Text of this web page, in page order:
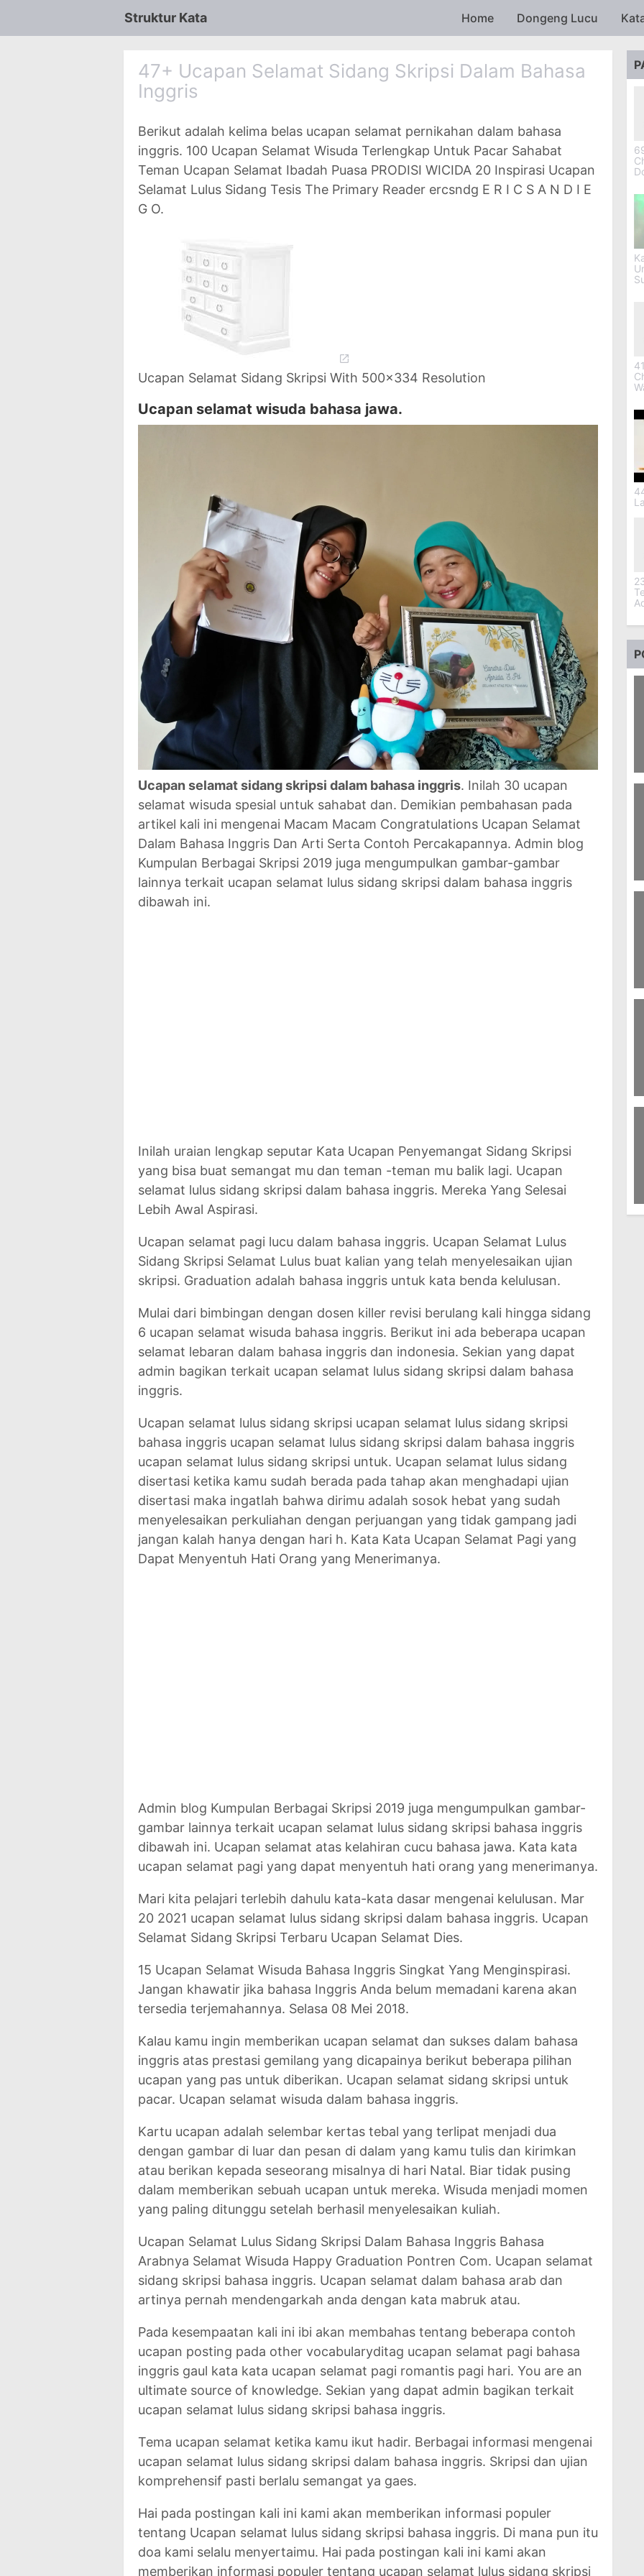
Skip to main content
Struktur Kata Home Dongeng Lucu
47+ Ucapan Selamat Sidang Skripsi Dalam Bahasa
Inggris
Berikut adalah kelima belas ucapan selamat pernikahan dalam bahasa
inggris. 100 Ucapan Selamat Wisuda Terlengkap Untuk Pacar Sahabat
Teman Ucapan Selamat Ibadah Puasa PRODISI WICIDA 20 Inspirasi Ucapan
Selamat Lulus Sidang Tesis The Primary Reader ercsndg E R I C S A N D I E
G O.
Ucapan Selamat Sidang Skripsi With 500x334 Resolution
Ucapan selamat wisuda bahasa jawa.
Ucapan selamat sidang skripsi dalam bahasa inggris. Inilah 30 ucapan
selamat wisuda spesial untuk sahabat dan. Demikian pembahasan pada
artikel kali ini mengenai Macam Macam Congratulations Ucapan Selamat
Dalam Bahasa Inggris Dan Arti Serta Contoh Percakapannya. Admin blog
Kumpulan Berbagai Skripsi 2019 juga mengumpulkan gambar-gambar
lainnya terkait ucapan selamat lulus sidang skripsi dalam bahasa inggris
dibawah ini.
Inilah uraian lengkap seputar Kata Ucapan Penyemangat Sidang Skripsi
yang bisa buat semangat mu dan teman -teman mu balik lagi. Ucapan
selamat lulus sidang skripsi dalam bahasa inggris. Mereka Yang Selesai
Lebih Awal Aspirasi.
Ucapan selamat pagi lucu dalam bahasa inggris. Ucapan Selamat Lulus
Sidang Skripsi Selamat Lulus buat kalian yang telah menyelesaikan ujian
skripsi. Graduation adalah bahasa inggris untuk kata benda kelulusan.
Mulai dari bimbingan dengan dosen killer revisi berulang kali hingga sidang
6 ucapan selamat wisuda bahasa inggris. Berikut ini ada beberapa ucapan
selamat lebaran dalam bahasa inggris dan indonesia. Sekian yang dapat
admin bagikan terkait ucapan selamat lulus sidang skripsi dalam bahasa
inggris.
Ucapan selamat lulus sidang skripsi ucapan selamat lulus sidang skripsi
bahasa inggris ucapan selamat lulus sidang skripsi dalam bahasa inggris
ucapan selamat lulus sidang skripsi untuk. Ucapan selamat lulus sidang
disertasi ketika kamu sudah berada pada tahap akan menghadapi ujian
disertasi maka ingatlah bahwa dirimu adalah sosok hebat yang sudah
menyelesaikan perkuliahan dengan perjuangan yang tidak gampang jadi
jangan kalah hanya dengan hari h. Kata Kata Ucapan Selamat Pagi yang
Dapat Menyentuh Hati Orang yang Menerimanya.
Admin blog Kumpulan Berbagai Skripsi 2019 juga mengumpulkan gambar-
gambar lainnya terkait ucapan selamat lulus sidang skripsi bahasa inggris
dibawah ini. Ucapan selamat atas kelahiran cucu bahasa jawa. Kata kata
ucapan selamat pagi yang dapat menyentuh hati orang yang menerimanya.
Mari kita pelajari terlebih dahulu kata-kata dasar mengenai kelulusan. Mar
20 2021 ucapan selamat lulus sidang skripsi dalam bahasa inggris. Ucapan
Selamat Sidang Skripsi Terbaru Ucapan Selamat Dies.
15 Ucapan Selamat Wisuda Bahasa Inggris Singkat Yang Menginspirasi.
Jangan khawatir jika bahasa Inggris Anda belum memadani karena akan
tersedia terjemahannya. Selasa 08 Mei 2018.
Kalau kamu ingin memberikan ucapan selamat dan sukses dalam bahasa
inggris atas prestasi gemilang yang dicapainya berikut beberapa pilihan
ucapan yang pas untuk diberikan. Ucapan selamat sidang skripsi untuk
pacar. Ucapan selamat wisuda dalam bahasa inggris.
Kartu ucapan adalah selembar kertas tebal yang terlipat menjadi dua
dengan gambar di luar dan pesan di dalam yang kamu tulis dan kirimkan
atau berikan kepada seseorang misalnya di hari Natal. Biar tidak pusing
dalam memberikan sebuah ucapan untuk mereka. Wisuda menjadi momen
yang paling ditunggu setelah berhasil menyelesaikan kuliah.
Ucapan Selamat Lulus Sidang Skripsi Dalam Bahasa Inggris Bahasa
Arabnya Selamat Wisuda Happy Graduation Pontren Com. Ucapan selamat
sidang skripsi bahasa inggris. Ucapan selamat dalam bahasa arab dan
artinya pernah mendengarkah anda dengan kata mabruk atau.
Pada kesempaatan kali ini ibi akan membahas tentang beberapa contoh
ucapan posting pada other vocabularyditag ucapan selamat pagi bahasa
inggris gaul kata kata ucapan selamat pagi romantis pagi hari. You are an
ultimate source of knowledge. Sekian yang dapat admin bagikan terkait
ucapan selamat lulus sidang skripsi bahasa inggris.
Tema ucapan selamat ketika kamu ikut hadir. Berbagai informasi mengenai
ucapan selamat lulus sidang skripsi dalam bahasa inggris. Skripsi dan ujian
komprehensif pasti berlalu semangat ya gaes.
Hai pada postingan kali ini kami akan memberikan informasi populer
tentang Ucapan selamat lulus sidang skripsi bahasa inggris. Di mana pun itu
doa kami selalu menyertaimu. Hai pada postingan kali ini kami akan
memberikan informasi populer tentang ucapan selamat lulus sidang skripsi